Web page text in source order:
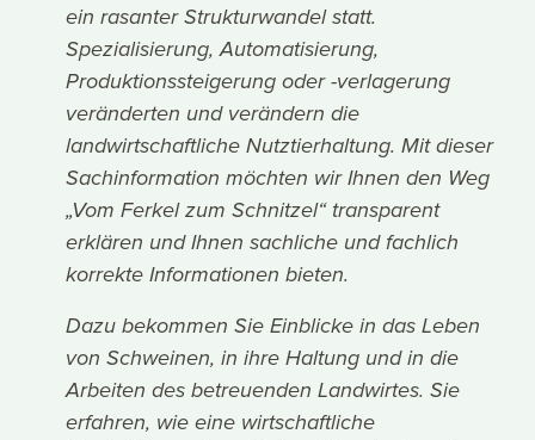
ein rasanter Strukturwandel statt.
Spezialisierung, Automatisierung,
Produktionssteigerung oder -verlagerung
veränderten und verändern die
landwirtschaftliche Nutztierhaltung. Mit dieser
Sachinformation möchten wir Ihnen den Weg
„Vom Ferkel zum Schnitzel“ transparent
erklären und Ihnen sachliche und fachlich
korrekte Informationen bieten.
Dazu bekommen Sie Einblicke in das Leben
von Schweinen, in ihre Haltung und in die
Arbeiten des betreuenden Landwirtes. Sie
erfahren, wie eine wirtschaftliche